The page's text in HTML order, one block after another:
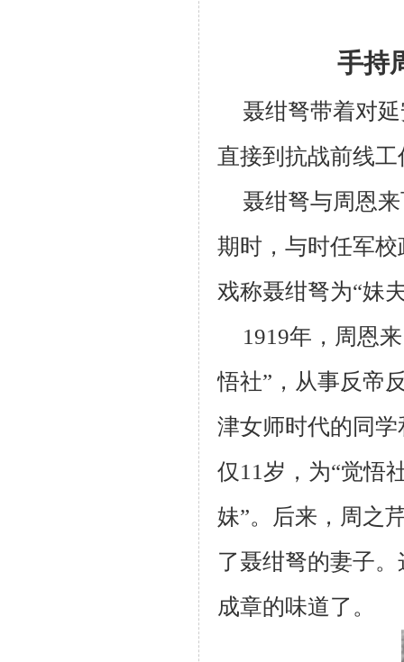
手持
聂绀弩带着对
直接到抗战前线工
聂绀弩与周恩
期时，与时任军
戏称聂绀弩为“妹
1919年，周恩
悟社”，从事反帝
津女师时代的同
仅11岁，为“觉悟
妹”。后来，周之
了聂绀弩的妻子
成章的味道了。